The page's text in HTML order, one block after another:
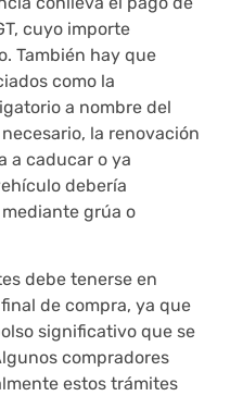
cuyo importe
También hay que
como la
a nombre del
la renovación
a caducar o ya
debería
grúa o
debe tenerse en
de compra, ya que
significativo que se
compradores
estos trámites